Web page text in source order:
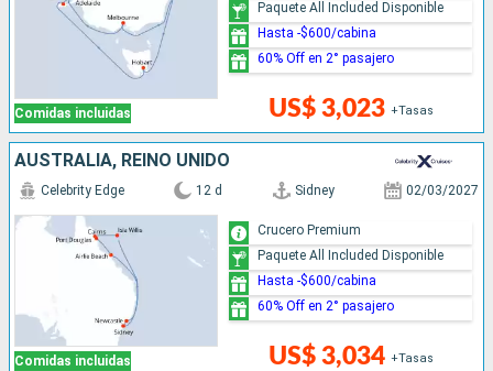
Comidas incluidas US$ 3,023 +Tasas
Paquete All Included Disponible
Hasta -$600/cabina
60% Off en 2° pasajero
AUSTRALIA, REINO UNIDO
Comidas incluidas
Celebrity Edge 12 d Sidney 02/03/2027
US$ 3,034 +Tasas
Crucero Premium
Paquete All Included Disponible
Hasta -$600/cabina
60% Off en 2° pasajero